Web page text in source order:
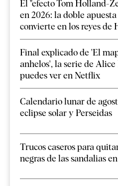
El "efecto Tom Holland-
en 2026: la doble
convierte en los reyes de
Final explicado de 'El
anhelos', la serie de
puedes ver en Netflix
Calendario lunar de
eclipse solar y Perseidas
Trucos caseros para
negras de las sandalias